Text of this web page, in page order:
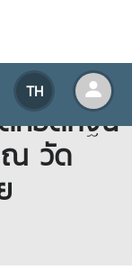
TH
บ
ทอดกฐิน
ณ วัด